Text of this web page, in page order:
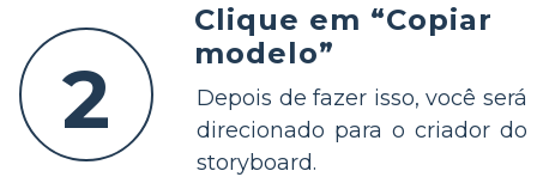
2
Clique em “Copiar
modelo”
Depois de fazer isso, você será
direcionado para o criador do
storyboard.